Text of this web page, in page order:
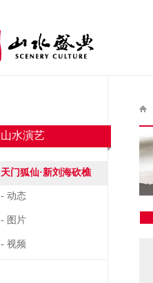
山水演艺
天门狐仙·新刘海砍樵
- 动态
- 图片
- 视频